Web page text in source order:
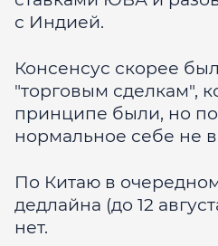
с Индией.
Консенсус скорее
"торговым сделкам",
принципе были, но по
нормальное себе не
По Китаю в
дедлайна (до 12
нет.